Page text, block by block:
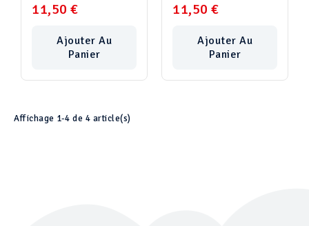
11,50 €
Ajouter Au
Panier
11,50 €
Ajouter Au
Panier
Affichage 1-4 de 4 article(s)